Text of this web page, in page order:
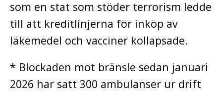
som en stat som stöder terrorism ledde
till att kreditlinjerna för inköp av
läkemedel och vacciner kollapsade.
* Blockaden mot bränsle sedan januari
2026 har satt 300 ambulanser ur drift